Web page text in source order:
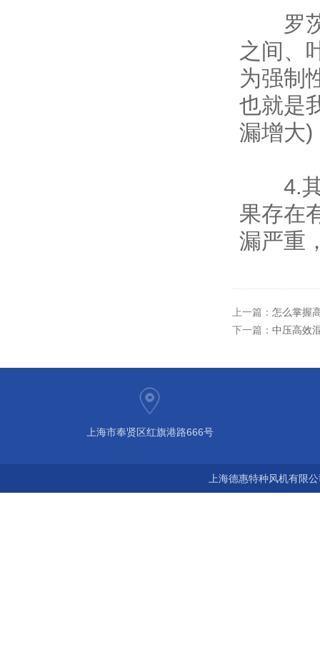
罗茨
之间、
为强制
也就是
漏增大)
4.其
果存在
漏严重
上一篇： 怎么掌握
下一篇： 中压高效
上海市奉贤区红旗港路666号
上海德惠特种风机有限